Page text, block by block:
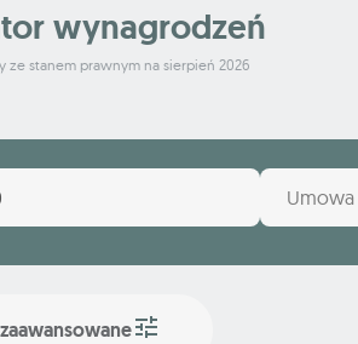
wynagrodzeń
ze stanem prawnym na sierpień 2026